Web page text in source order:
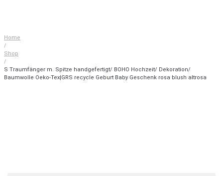
Home
/
Shop
/
S Traumfänger m. Spitze handgefertigt/ BOHO Hochzeit/ Dekoration/
Baumwolle Oeko-Tex|GRS recycle Geburt Baby Geschenk rosa blush altrosa